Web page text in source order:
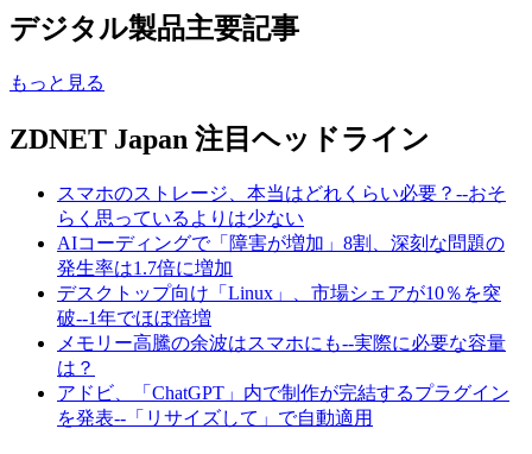
デジタル製品主要記事
もっと見る
ZDNET Japan 注目ヘッドライン
スマホのストレージ、本当はどれくらい必要？--おそ
らく思っているよりは少ない
AIコーディングで「障害が増加」8割、深刻な問題の
発生率は1.7倍に増加
デスクトップ向け「Linux」、市場シェアが10％を突
破--1年でほぼ倍増
メモリー高騰の余波はスマホにも--実際に必要な容量
は？
アドビ、「ChatGPT」内で制作が完結するプラグイン
を発表--「リサイズして」で自動適用